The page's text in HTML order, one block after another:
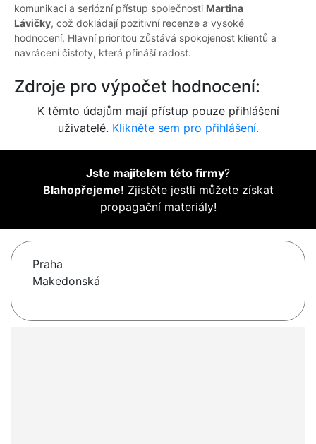
komunikaci a seriózní přístup společnosti Martina
Lávičky, což dokládají pozitivní recenze a vysoké
hodnocení. Hlavní prioritou zůstává spokojenost klientů a
navrácení čistoty, která přináší radost.
Zdroje pro výpočet hodnocení:
K těmto údajům mají přístup pouze přihlášení
uživatelé. Klikněte sem pro přihlášení.
Jste majitelem této firmy?
Blahopřejeme! Zjistěte jestli můžete získat
propagační materiály!
Praha
Makedonská